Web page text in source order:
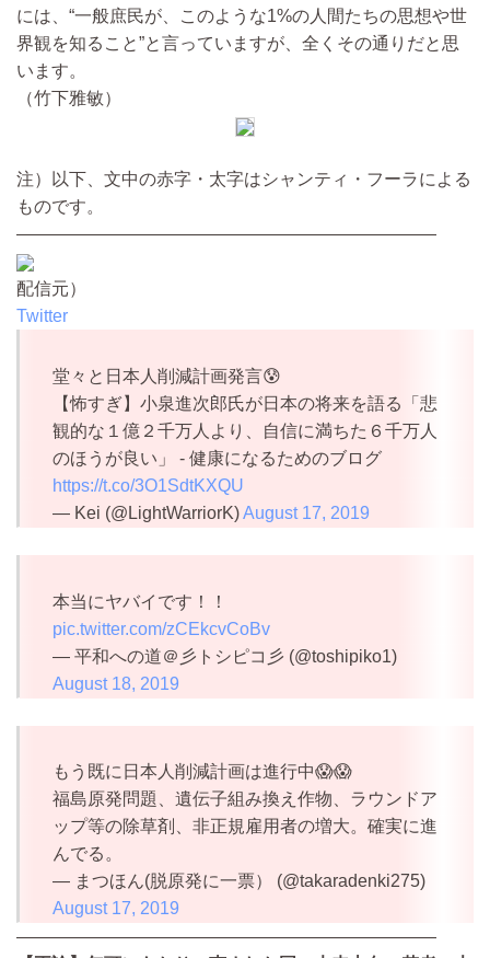
には、“一般庶民が、このような1%の人間たちの思想や世
界観を知ること”と言っていますが、全くその通りだと思
います。
（竹下雅敏）
注）以下、文中の赤字・太字はシャンティ・フーラによる
ものです。
————————————————————————
配信元）
Twitter
堂々と日本人削減計画発言😰
【怖すぎ】小泉進次郎氏が日本の将来を語る「悲
観的な１億２千万人より、自信に満ちた６千万人
のほうが良い」 - 健康になるためのブログ
https://t.co/3O1SdtKXQU
— Kei (@LightWarriorK)August 17, 2019
本当にヤバイです！！
pic.twitter.com/zCEkcvCoBv
— 平和への道＠彡トシピコ彡 (@toshipiko1)
August 18, 2019
もう既に日本人削減計画は進行中😱😱
福島原発問題、遺伝子組み換え作物、ラウンドア
ップ等の除草剤、非正規雇用者の増大。確実に進
んでる。
— まつほん(脱原発に一票） (@takaradenki275)
August 17, 2019
————————————————————————